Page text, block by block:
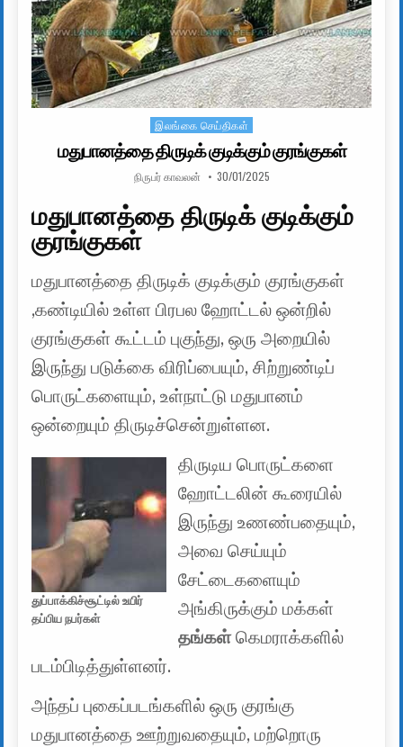
Posted in
இலங்கை செய்திகள்
மதுபானத்தை திருடிக் குடிக்கும் குரங்குகள்
AUTHOR:
நிருபர் காவலன் PUBLISHED DATE:
30/01/2025
மதுபானத்தை திருடிக் குடிக்கும்
குரங்குகள்
மதுபானத்தை திருடிக் குடிக்கும் குரங்குகள்
,கண்டியில் உள்ள பிரபல ஹோட்டல் ஒன்றில்
குரங்குகள் கூட்டம் புகுந்து, ஒரு அறையில்
இருந்து படுக்கை விரிப்பையும், சிற்றுண்டிப்
பொருட்களையும், உள்நாட்டு மதுபானம்
ஒன்றையும் திருடிச்சென்றுள்ளன.
துப்பாக்கிச்சூட்டில் உயிர்
தப்பிய நபர்கள்
திருடிய பொருட்களை
ஹோட்டலின் கூரையில்
இருந்து உணண்பதையும்,
அவை செய்யும்
சேட்டைகளையும்
அங்கிருக்கும் மக்கள்
தங்கள்கெமராக்களில்
படம்பிடித்துள்ளனர்.
அந்தப் புகைப்படங்களில் ஒரு குரங்கு
மதுபானத்தை ஊற்றுவதையும், மற்றொரு